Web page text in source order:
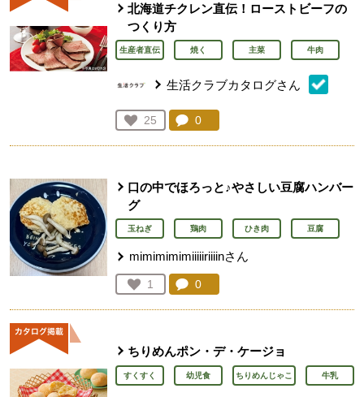
北海道チクレン直伝！ローストビーフの
つくり方
生産者直伝 焼く 主菜 牛肉
生活クラブカタログさん
お気に入り登録：
25
人が登録
コメント：
0
口の中でほろっと♪やさしい豆腐ハンバー
グ
玉ねぎ 鶏肉 ひき肉 豆腐
mimimimimiiiiiriiiinさん
お気に入り登録：
1
人が登録
コメント：
0
ちりめんポン・デ・ケージョ
すくすく 幼児食 ちりめんじゃこ 牛乳